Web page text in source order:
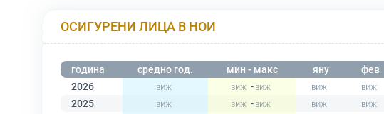
ОСИГУРЕНИ ЛИЦА В НОИ
година средно год. мин - макс яну фев
2026
-
2025
-